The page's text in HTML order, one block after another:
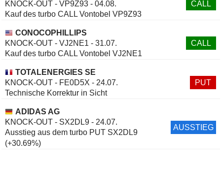
KNOCK-OUT - VP9Z93 - 04.08.
Kauf des turbo CALL Vontobel VP9Z93
CALL
CONOCOPHILLIPS
KNOCK-OUT - VJ2NE1 - 31.07.
Kauf des turbo CALL Vontobel VJ2NE1
CALL
TOTALENERGIES SE
KNOCK-OUT - FE0D5X - 24.07.
Technische Korrektur in Sicht
PUT
ADIDAS AG
KNOCK-OUT - SX2DL9 - 24.07.
Ausstieg aus dem turbo PUT SX2DL9
(+30.69%)
AUSSTIEG